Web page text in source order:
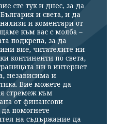
сте тук и днес, за да
и света, и да
и коментари от
към вас с молба –
подкрепа, за да
вие, читателите ни
континенти по света,
ни в интернет
независима и
Вие можете да
стремеж към
от финансови
помогнете
на съдържание да